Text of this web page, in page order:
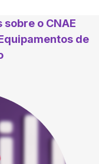
o CNAE
de